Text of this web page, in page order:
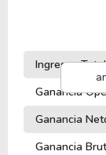
Ingresos
Ganancia
Ganancia
Ganancia